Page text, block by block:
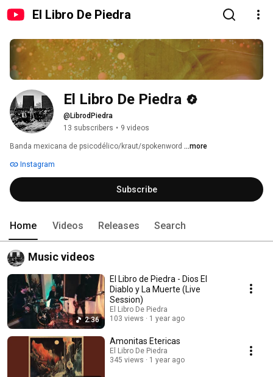
El Libro De Piedra
El Libro De Piedra
@LibrodPiedra
13 subscribers • 9 videos
Banda mexicana de psicodélico/kraut/spokenword ...more
Instagram
Subscribe
Home Videos Releases Search
Music videos
2:36
El Libro de Piedra - Dios El
Diablo y La Muerte (Live
Session)
El Libro De Piedra
103 views
1 year ago
Amonitas Etericas
El Libro De Piedra
345 views
1 year ago